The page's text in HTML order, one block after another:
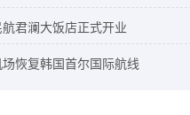
航君澜大饭店正式开业
恢复韩国首尔国际航线